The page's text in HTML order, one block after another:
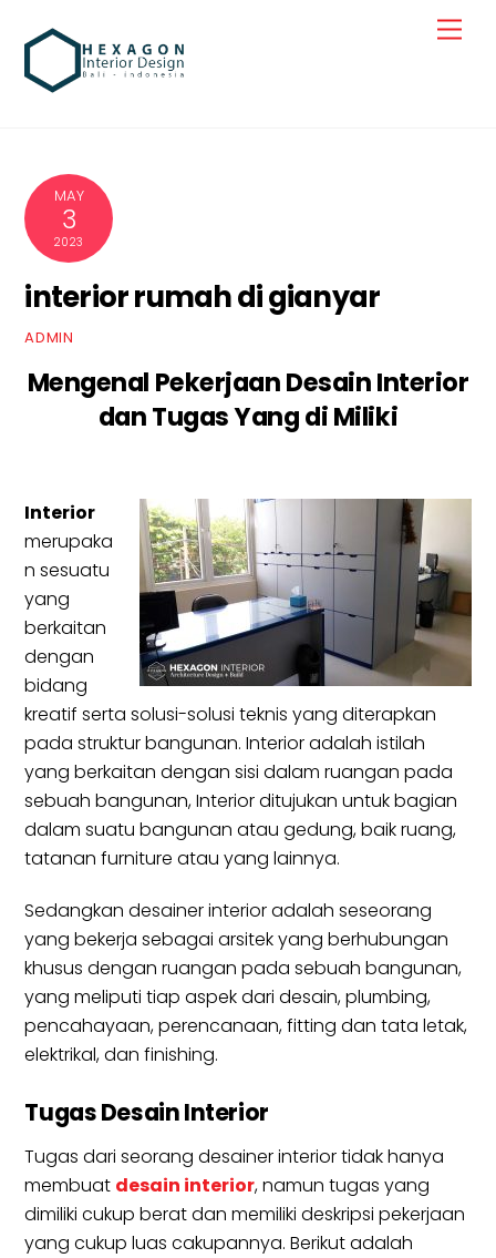
content
MAY
3
2023
interior rumah di gianyar
ADMIN
Mengenal Pekerjaan Desain Interior
dan Tugas Yang di Miliki
Interior
merupaka
n sesuatu
yang
berkaitan
dengan
bidang
kreatif serta solusi-solusi teknis yang diterapkan
pada struktur bangunan. Interior adalah istilah
yang berkaitan dengan sisi dalam ruangan pada
sebuah bangunan, Interior ditujukan untuk bagian
dalam suatu bangunan atau gedung, baik ruang,
tatanan furniture atau yang lainnya.
Sedangkan desainer interior adalah seseorang
yang bekerja sebagai arsitek yang berhubungan
khusus dengan ruangan pada sebuah bangunan,
yang meliputi tiap aspek dari desain, plumbing,
pencahayaan, perencanaan, fitting dan tata letak,
elektrikal, dan finishing.
Tugas Desain Interior
Tugas dari seorang desainer interior tidak hanya
membuat desain interior, namun tugas yang
dimiliki cukup berat dan memiliki deskripsi pekerjaan
yang cukup luas cakupannya. Berikut adalah